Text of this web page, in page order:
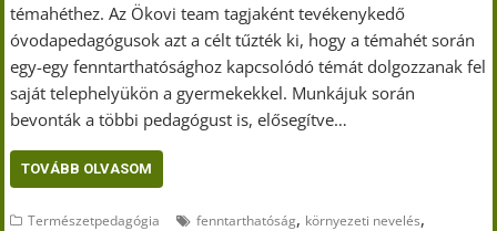
témahéthez. Az Ökovi team tagjaként tevékenykedő
óvodapedagógusok azt a célt tűzték ki, hogy a témahét során
egy-egy fenntarthatósághoz kapcsolódó témát dolgozzanak fel
saját telephelyükön a gyermekekkel. Munkájuk során
bevonták a többi pedagógust is, elősegítve…
TOVÁBB OLVASOM
Természetpedagógia fenntarthatóság, környezeti nevelés,